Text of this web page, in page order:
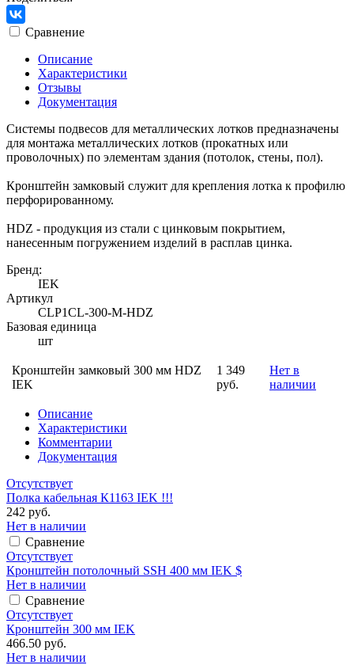
Сравнение
Описание
Характеристики
Отзывы
Документация
Системы подвесов для металлических лотков предназначены
для монтажа металлических лотков (прокатных или
проволочных) по элементам здания (потолок, стены, пол).
Кронштейн замковый служит для крепления лотка к профилю
перфорированному.
HDZ - продукция из стали с цинковым покрытием,
нанесенным погружением изделий в расплав цинка.
Бренд:
IEK
Артикул
CLP1CL-300-M-HDZ
Базовая единица
шт
Кронштейн замковый 300 мм HDZ
IEK
1 349
руб.
Нет в
наличии
Описание
Характеристики
Комментарии
Документация
Отсутствует
Полка кабельная К1163 IEK !!!
242 руб.
Нет в наличии
Сравнение
Отсутствует
Кронштейн потолочный SSH 400 мм IEK $
Нет в наличии
Сравнение
Отсутствует
Кронштейн 300 мм IEK
466.50 руб.
Нет в наличии